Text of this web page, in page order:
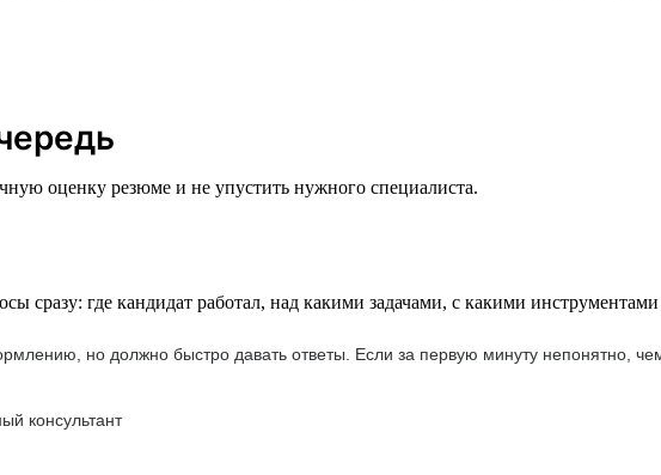
оценку резюме и не упустить нужного специалиста.
сразу: где кандидат работал, над какими задачами, с какими инструментами
но должно быстро давать ответы. Если за первую минуту непонятно,
консультант